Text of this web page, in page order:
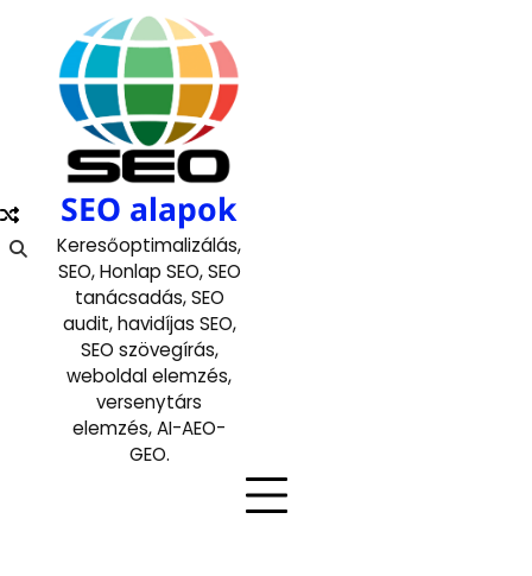
content
SEO alapok
Keresőoptimalizálás,
SEO, Honlap SEO, SEO
tanácsadás, SEO
audit, havidíjas SEO,
SEO szövegírás,
weboldal elemzés,
versenytárs
elemzés, AI-AEO-
GEO.